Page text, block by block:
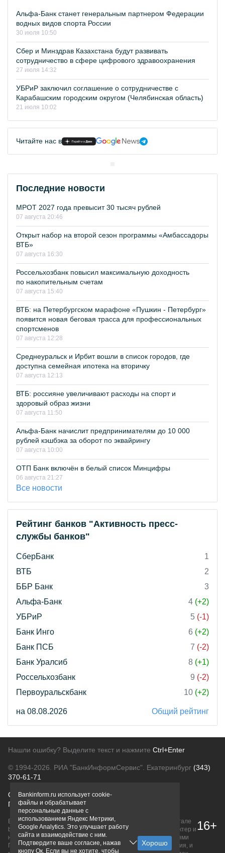
Альфа-Банк станет генеральным партнером Федерации
водных видов спорта России
30 июля 10:50
Сбер и Минздрав Казахстана будут развивать
сотрудничество в сфере цифрового здравоохранения
27 июля 14:32
УБРиР заключил соглашение о сотрудничестве с
Карабашским городским округом (Челябинская область)
21 июля 10:02
Читайте нас в
Последние новости
МРОТ 2027 года превысит 30 тысяч рублей
07 августа 20:46
Открыт набор на второй сезон программы «Амбассадоры
ВТБ»
07 августа 16:30
Россельхозбанк повысил максимальную доходность
по накопительным счетам
07 августа 15:40
ВТБ: на Петербургском марафоне «Пушкин - Петербург»
появится новая беговая трасса для профессиональных
спортсменов
07 августа 12:28
Среднеуральск и Ирбит вошли в список городов, где
доступна семейная ипотека на вторичку
07 августа 12:13
ВТБ: россияне увеличивают расходы на спорт и
здоровый образ жизни
07 августа 11:50
Альфа-Банк начислит предпринимателям до 10 000
рублей кэшбэка за оборот по эквайрингу
07 августа 10:00
ОТП Банк включён в белый список Минцифры
06 августа 21:27
Все новости
Рейтинг банков "Активность пресс-
службы банков"
СберБанк
1
ВТБ
2
ББР Банк
3
Альфа-Банк
4 (+2)
УБРиР
5 (-1)
Банк Инго
6 (+2)
Банк ПСБ
7 (-2)
Банк Уралсиб
8 (+1)
Россельхозбанк
9 (-2)
Первоуральскбанк
10 (+2)
на 08.08.2026 Общий рейтинг
Нашли ошибку? Выделите текст и нажмите Ctrl+Enter
© 1994-2026. РИА "БанкИнформСервис". Екатеринбург (343)
370-61-71
О проектеПолитика конфиденциальности
Правовая информацияДля рекламодателей
Вся информация о продуктах банков, размещенная на портале
bankinform.ru, носит исключительно ознакомительный характер и
не является публичной офертой, определяемой положениями
ГК РФ. Информация не содержит точного и полного описания, и
16+
Bankinform.ru использует cookie-
файлы и обрабатывает
персональные данные с
использованием Яндекс Метрики,
Google Analytics. Это улучшает работу
сайта и взаимодействие с ним.
Подтвердите ваше согласие, нажав
кнопу Ок. Если вы не хотите, чтобы